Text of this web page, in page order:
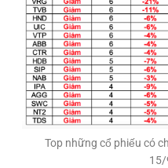
Top những cổ phiếu có
15/